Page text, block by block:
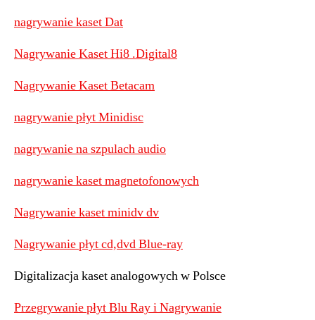
nagrywanie kaset Dat
Nagrywanie Kaset Hi8 .Digital8
Nagrywanie Kaset Betacam
nagrywanie płyt Minidisc
nagrywanie na szpulach audio
nagrywanie kaset magnetofonowych
Nagrywanie kaset minidv dv
Nagrywanie płyt cd,dvd Blue-ray
Digitalizacja kaset analogowych w Polsce
Przegrywanie płyt Blu Ray i Nagrywanie